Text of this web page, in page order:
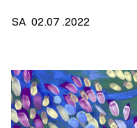
SA 02.07 .2022